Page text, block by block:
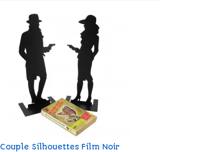
Ajouter
Couple Silhouettes Film Noir